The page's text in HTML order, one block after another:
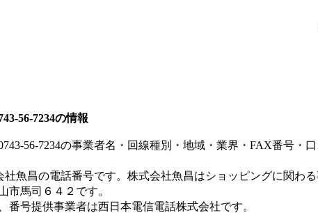
56-7234の情報
56-7234の事業者名・回線種別・地域・業界・FAX番号・
社魚昌の電話番号です。 株式会社魚昌はショッピングに関わ
市馬司６４２ です。
番号提供事業者は西日本電信電話株式会社です。